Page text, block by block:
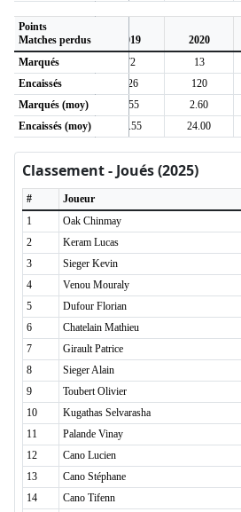
Points
Matches perdus
2019 2020
Marqués
72 13
Encaissés
226 120
Marqués (moy)
6.55 2.60
Encaissés (moy)
20.55 24.00
Classement - Joués (2025)
# Joueur
1
Oak Chinmay
2
Keram Lucas
3
Sieger Kevin
4
Venou Mouraly
5
Dufour Florian
6
Chatelain Mathieu
7
Girault Patrice
8
Sieger Alain
9
Toubert Olivier
10
Kugathas Selvarasha
11
Palande Vinay
12
Cano Lucien
13
Cano Stéphane
14
Cano Tifenn